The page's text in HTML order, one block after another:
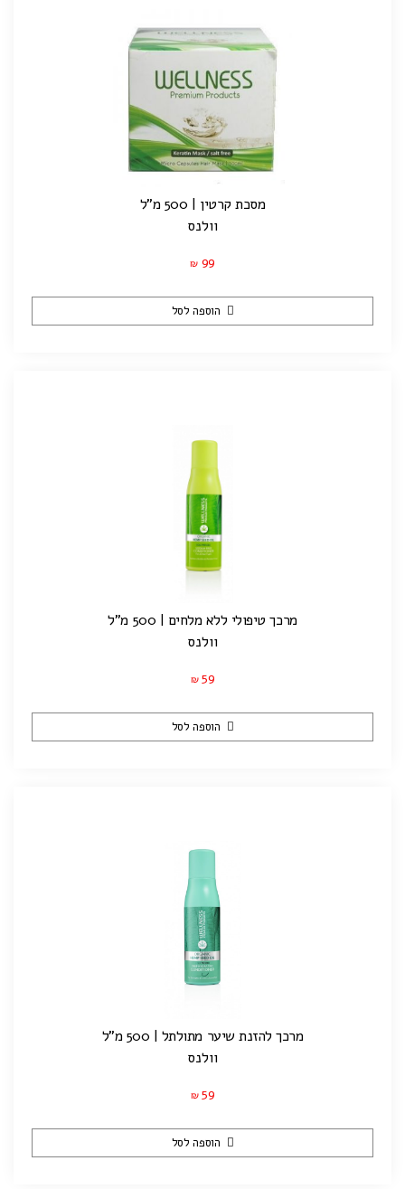
מסכת קרטין | 500 מ"ל
וולנס
₪ 99
הוספה לסל
מרכך טיפולי ללא מלחים | 500 מ"ל
וולנס
₪ 59
הוספה לסל
מרכך להזנת שיער מתולתל | 500 מ"ל
וולנס
₪ 59
הוספה לסל